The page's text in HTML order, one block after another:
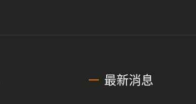
最新消息